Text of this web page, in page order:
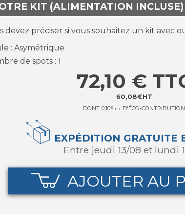
KIT (ALIMENTATION INCLUSE)
devez préciser si vous souhaitez un kit avec
Asymétrique
de spots 1
60,08€HT
72,10 €
DONT 0,10€ TTC D'ÉCO-CONTRIBUTION
EXPÉDITION GRATUITE
entre jeudi 13/08 et lundi
AJOUTER AU